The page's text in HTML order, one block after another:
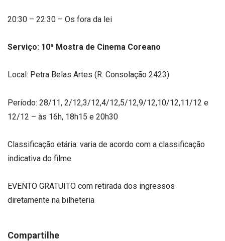
20:30 – 22:30 – Os fora da lei
Serviço: 10ª Mostra de Cinema Coreano
Local: Petra Belas Artes (R. Consolação 2423)
Período: 28/11, 2/12,3/12,4/12,5/12,9/12,10/12,11/12 e
12/12 – às 16h, 18h15 e 20h30
Classificação etária: varia de acordo com a classificação
indicativa do filme
EVENTO GRATUITO com retirada dos ingressos
diretamente na bilheteria
Compartilhe